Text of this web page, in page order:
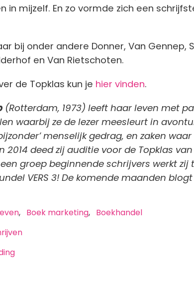
in mijzelf. En zo vormde zich een
bij onder andere Donner, Van Gennep,
en Van Rietschoten.
de Topklas kun je hier vinden.
(Rotterdam, 1973) leeft haar leven met
waarbij ze de lezer meesleurt in
menselijk gedrag, en zaken
2014 deed zij auditie voor de Topklas van
groep beginnende schrijvers werkt zij
VERS 3! De komende maanden
Boek marketing
Boekhandel